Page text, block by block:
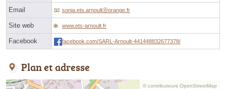
Email sonia.ets.arnoultⓐorange.fr
Site web www.ets-arnoult.fr
Facebook facebook.com/SARL-Arnoult-441448832677378/
Plan et adresse
© contributeurs OpenStreetMap